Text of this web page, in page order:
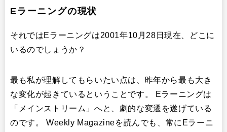
Eラーニングの現状
それではEラーニングは2001年10月28日現在、どこに
いるのでしょうか？
最も私が理解してもらいたい点は、昨年から最も大き
な変化が起きているということです。 Eラーニングは
「メインストリーム」へと、劇的な変遷を遂げている
のです。 Weekly Magazineを読んでも、常にEラーニ